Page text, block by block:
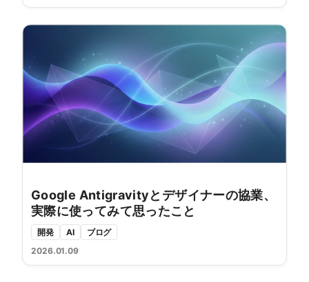
Google Antigravityとデザイナーの協業、
実際に使ってみて思ったこと
開発 AI
ブログ
2026.01.09